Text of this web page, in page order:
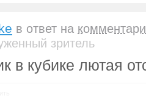
в ответ на
зритель
в кубике лютая